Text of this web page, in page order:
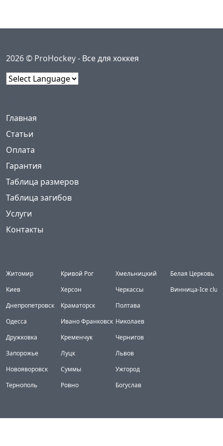
2026 © ProHockey - Все для хоккея
Главная
Статьи
Оплата
Гарантия
Таблица размеров
Таблица загибов
Услуги
Контакты
Житомир
Киев
Днепропетровск
Одесса
Дружковка
Запорожье
Новояворовск
Тернополь
Кривой Рог
Херсон
Краматорск
Ивано Франковск
Кременчук
Луцк
Суммы
Ровно
Хмельницкий
Черкассы
Полтава
Николаев
Чернигов
Львов
Ужгород
Богуслав
Белая Церковь
Винница-Ice club